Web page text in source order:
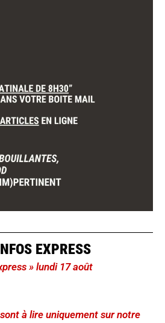
EXPRESS
» lundi 17 août
à lire uniquement sur notre